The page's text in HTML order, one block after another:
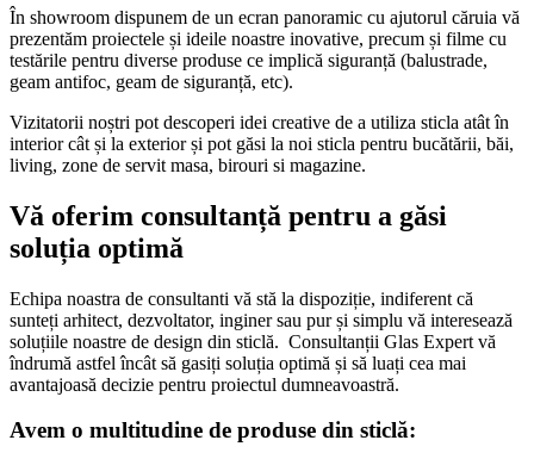
În showroom dispunem de un ecran panoramic cu ajutorul căruia vă
prezentăm proiectele și ideile noastre inovative, precum și filme cu
testările pentru diverse produse ce implică siguranță (balustrade,
geam antifoc, geam de siguranță, etc).
Vizitatorii noștri pot descoperi idei creative de a utiliza sticla atât în
interior cât și la exterior și pot găsi la noi sticla pentru bucătării, băi,
living, zone de servit masa, birouri si magazine.
Vă oferim consultanță pentru a găsi
soluția optimă
Echipa noastra de consultanti vă stă la dispoziție, indiferent că
sunteți arhitect, dezvoltator, inginer sau pur și simplu vă interesează
soluțiile noastre de design din sticlă. Consultanții Glas Expert vă
îndrumă astfel încât să gasiți soluția optimă și să luați cea mai
avantajoasă decizie pentru proiectul dumneavoastră.
Avem o multitudine de produse din sticlă: